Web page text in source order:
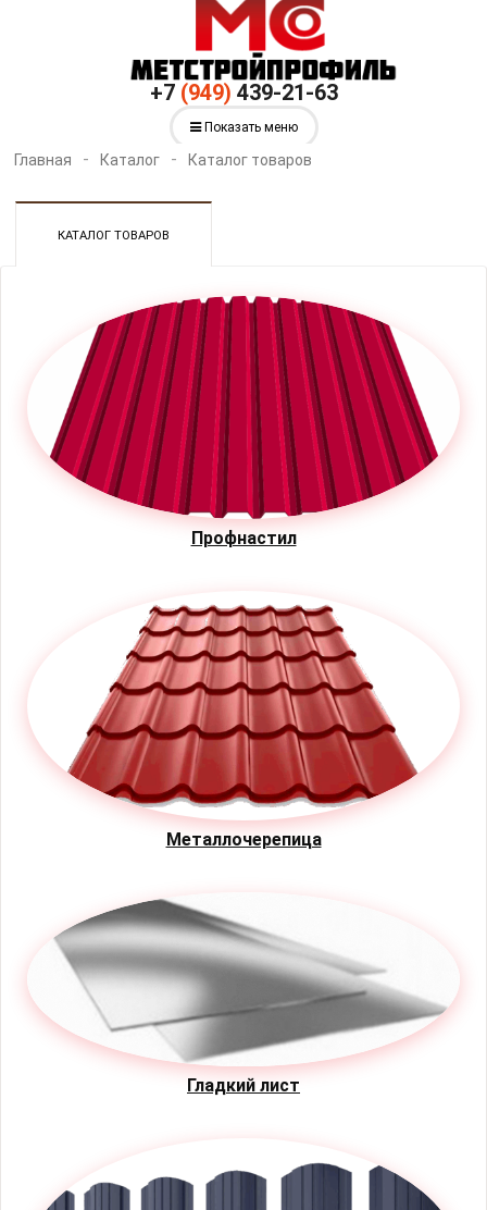
+7 (949) 439-21-63
Показать меню
Главная Каталог Каталог товаров
КАТАЛОГ ТОВАРОВ
Профнастил
Металлочерепица
Гладкий лист